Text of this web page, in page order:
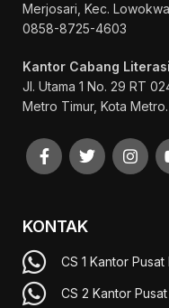
Merjosari, Kec.
0858-8725-4603
Kantor Cabang
Jl. Utama 1 No. 29 RT
Metro Timur, Kota Metro.
KONTAK
CS 1 Kantor
CS 2 Kantor